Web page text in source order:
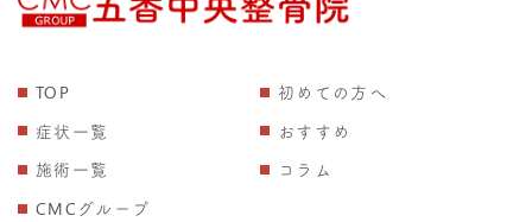
TOP
初めての方へ
症状一覧
おすすめ
施術一覧
コラム
CMCグループ